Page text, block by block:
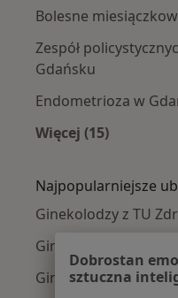
Bolesne
Zespół
Gdańsku
Endometrioza w
Więcej (15)
Najpopularniejsze
Ginekolodzy z TU
Ginekolodzy z
Ginekolodzy z Allianz
Dobrostan
sztuczna